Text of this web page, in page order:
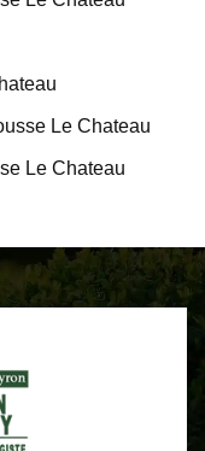
Le Chateau
Le Chateau